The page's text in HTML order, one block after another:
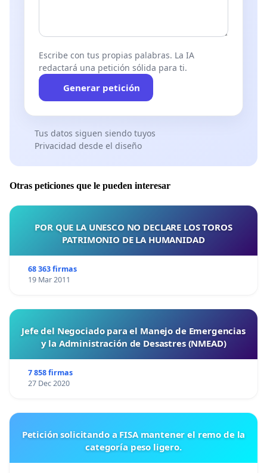
Escribe con tus propias palabras. La IA
redactará una petición sólida para ti.
Generar petición
Tus datos siguen siendo tuyos
Privacidad desde el diseño
Otras peticiones que le pueden interesar
POR QUE LA UNESCO NO DECLARE LOS TOROS
PATRIMONIO DE LA HUMANIDAD
68 363 firmas
19 Mar 2011
Jefe del Negociado para el Manejo de Emergencias
y la Administración de Desastres (NMEAD)
7 858 firmas
27 Dec 2020
Petición solicitando a FISA mantener el remo de la
categoría peso ligero.